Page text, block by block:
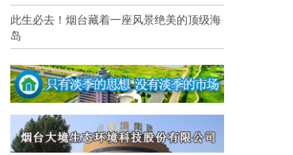
此生必去！烟台藏着一座风景绝美的顶级海
岛